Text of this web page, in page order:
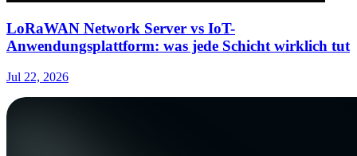
LoRaWAN Network Server vs IoT-
Anwendungsplattform: was jede Schicht wirklich tut
Jul 22, 2026